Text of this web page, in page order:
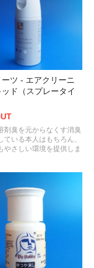
ツ - エアクリーニ
ッド（スプレータイ
剤臭を元からなくす消臭
ている本人はもちろん、
やさしい環境を提供しま